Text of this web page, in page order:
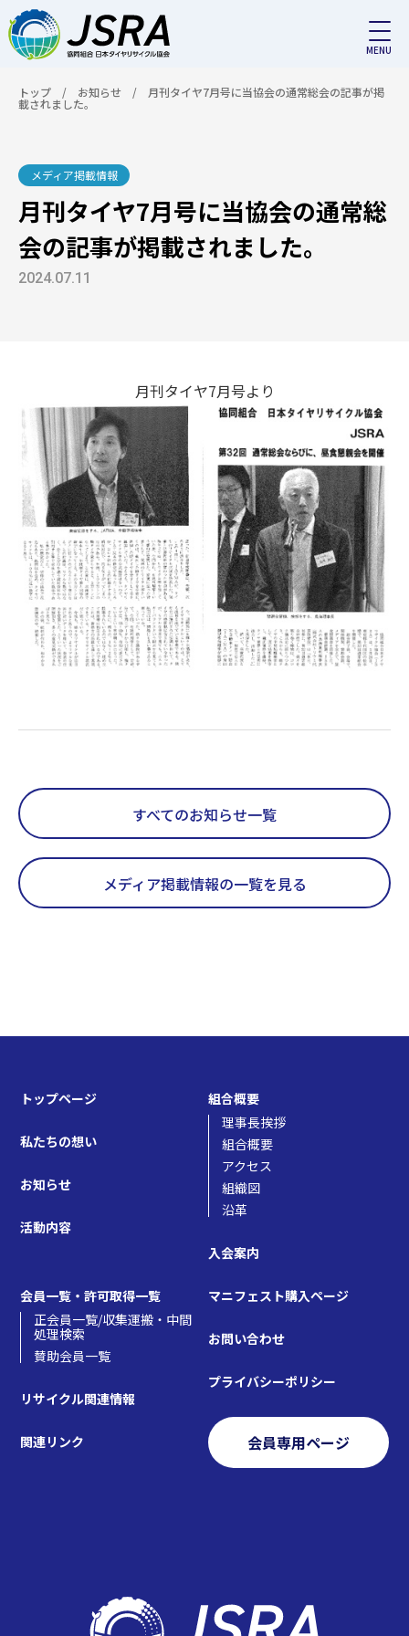
トップ / お知らせ / 月刊タイヤ7月号に当協会の通常総会の記事が掲
載されました。
メディア掲載情報
月刊タイヤ7月号に当協会の通常総
会の記事が掲載されました。
2024.07.11
月刊タイヤ7月号より
すべてのお知らせ一覧
メディア掲載情報の一覧を見る
トップページ
私たちの想い
お知らせ
活動内容
組合概要
理事長挨拶
組合概要
アクセス
組織図
沿革
入会案内
会員一覧・許可取得一覧
正会員一覧/収集運搬・中間
処理検索
賛助会員一覧
リサイクル関連情報
関連リンク
マニフェスト購入ページ
お問い合わせ
プライバシーポリシー
会員専用ページ